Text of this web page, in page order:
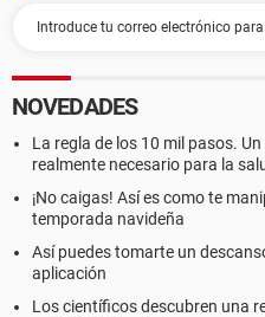
NOVEDADES
La regla de los 10 mil pasos.
realmente necesario para la
¡No caigas! Así es como te
temporada navideña
Así puedes tomarte un
aplicación
Los científicos descubren una